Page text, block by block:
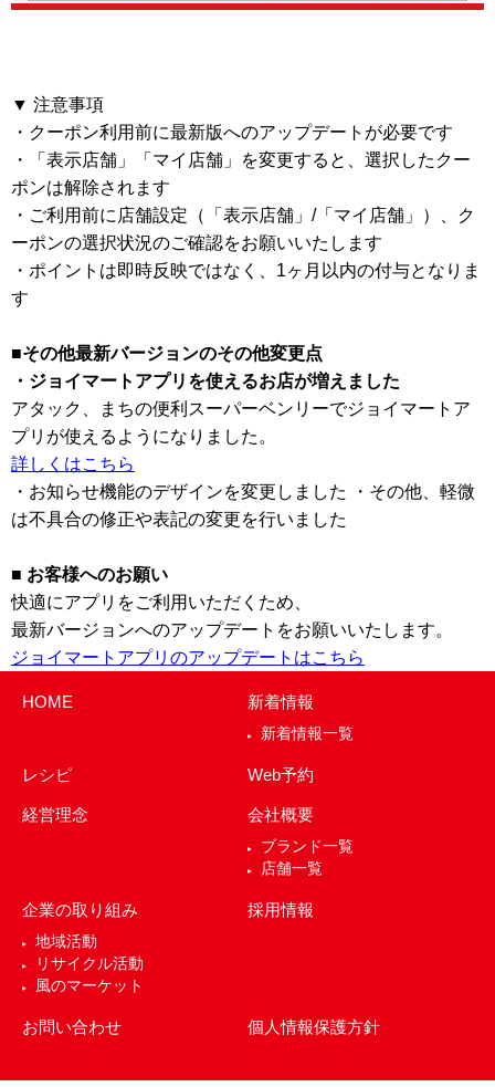
▼ 注意事項
・クーポン利用前に最新版へのアップデートが必要です
・「表示店舗」「マイ店舗」を変更すると、選択したクー
ポンは解除されます
・ご利用前に店舗設定（「表示店舗」/「マイ店舗」）、ク
ーポンの選択状況のご確認をお願いいたします
・ポイントは即時反映ではなく、1ヶ月以内の付与となりま
す
■その他最新バージョンのその他変更点
・ジョイマートアプリを使えるお店が増えました
アタック、まちの便利スーパーベンリーでジョイマートア
プリが使えるようになりました。
詳しくはこちら
・お知らせ機能のデザインを変更しました ・その他、軽微
は不具合の修正や表記の変更を行いました
■ お客様へのお願い
快適にアプリをご利用いただくため、
最新バージョンへのアップデートをお願いいたします。
ジョイマートアプリのアップデートはこちら
HOME 新着情報
新着情報一覧
レシピ Web予約
経営理念 会社概要
ブランド一覧
店舗一覧
企業の取り組み
地域活動
リサイクル活動
風のマーケット
採用情報
お問い合わせ 個人情報保護方針